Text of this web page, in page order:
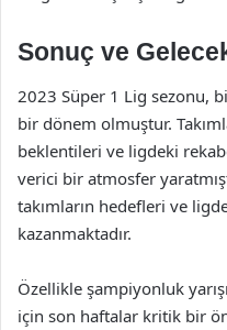
Sonuç ve
2023 Süper 1 Lig sezonu,
bir dönem olmuştur.
beklentileri ve ligdeki
verici bir atmosfer
takımların hedefleri ve
kazanmaktadır.
Özellikle şampiyonluk
için son haftalar kritik bir